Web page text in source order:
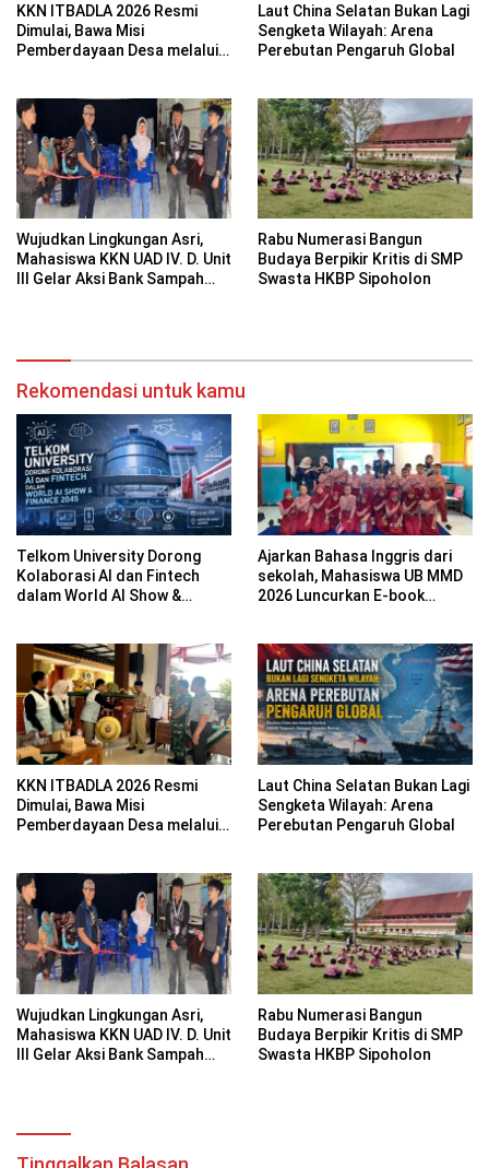
KKN ITBADLA 2026 Resmi
Dimulai, Bawa Misi
Pemberdayaan Desa melalui
Laut China Selatan Bukan Lagi
Sengketa Wilayah: Arena
Perebutan Pengaruh Global
Wujudkan Lingkungan Asri,
Mahasiswa KKN UAD IV. D. Unit
III Gelar Aksi Bank Sampah
Rabu Numerasi Bangun
Budaya Berpikir Kritis di SMP
Swasta HKBP Sipoholon
Rekomendasi untuk kamu
Telkom University Dorong
Kolaborasi AI dan Fintech
dalam World AI Show &
Ajarkan Bahasa Inggris dari
sekolah, Mahasiswa UB MMD
2026 Luncurkan E-book
Sumberngepoh
KKN ITBADLA 2026 Resmi
Dimulai, Bawa Misi
Pemberdayaan Desa melalui
Laut China Selatan Bukan Lagi
Sengketa Wilayah: Arena
Perebutan Pengaruh Global
Wujudkan Lingkungan Asri,
Mahasiswa KKN UAD IV. D. Unit
III Gelar Aksi Bank Sampah
Rabu Numerasi Bangun
Budaya Berpikir Kritis di SMP
Swasta HKBP Sipoholon